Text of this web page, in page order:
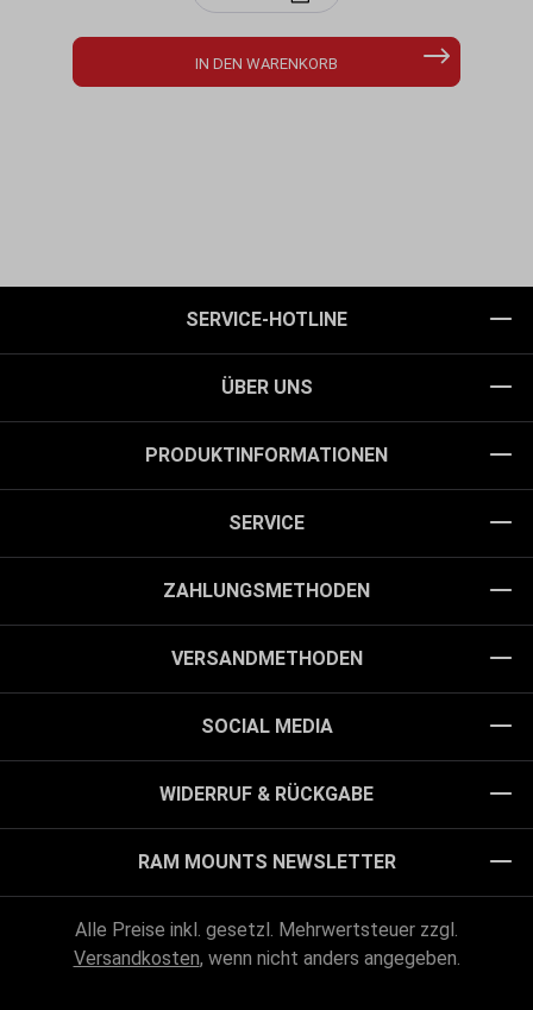
IN DEN WARENKORB
SERVICE-HOTLINE
ÜBER UNS
PRODUKTINFORMATIONEN
SERVICE
ZAHLUNGSMETHODEN
VERSANDMETHODEN
SOCIAL MEDIA
WIDERRUF & RÜCKGABE
RAM MOUNTS NEWSLETTER
Alle Preise inkl. gesetzl. Mehrwertsteuer zzgl.
Versandkosten, wenn nicht anders angegeben.